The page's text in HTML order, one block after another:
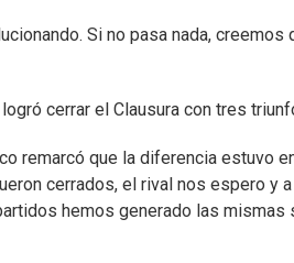
Si no pasa nada, creemos
cerrar el Clausura con tres
remarcó que la diferencia estuvo
cerrados, el rival nos espero y
hemos generado las mismas